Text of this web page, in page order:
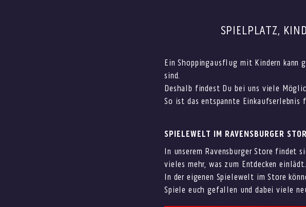
SPIELPLATZ,
Ein Shoppingausflug mit Kindern kann
sind.
Deshalb findest Du bei uns viele
So ist das entspannte
SPIELEWELT IM RAVENSBURGER
In unserem Ravensburger Store findet
vieles mehr, was zum Entdecken einlädt.
In der eigenen Spielewelt im Store
Spiele euch gefallen und dabei viele